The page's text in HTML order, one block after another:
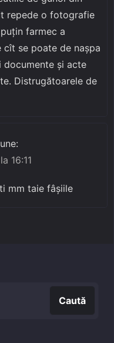
repede o fotografie
farmec a
cît se poate de naşpa
documente şi acte
Distrugătoarele de
16:11
mm taie fâşiile
Caută